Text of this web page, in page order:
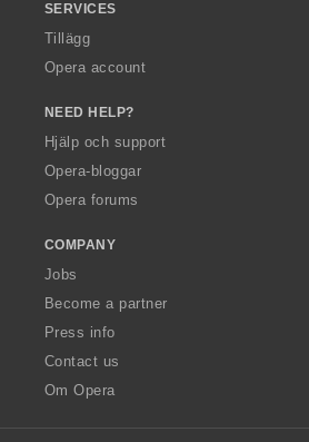
SERVICES
Tillägg
Opera account
NEED HELP?
Hjälp och support
Opera-bloggar
Opera forums
COMPANY
Jobs
Become a partner
Press info
Contact us
Om Opera